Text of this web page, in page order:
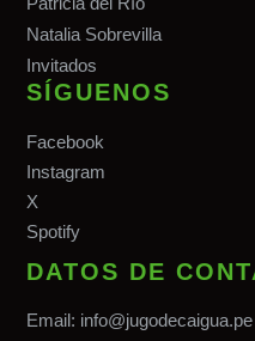
Natalia Sobrevilla
Invitados
SÍGUENOS
Facebook
Instagram
X
Spotify
DATOS DE
Email: info@jugodecaigua.pe